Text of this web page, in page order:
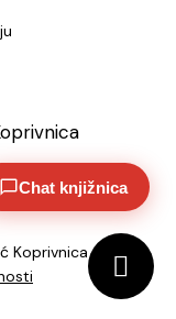
Koprivnica - OIB:
Chat knjižnica